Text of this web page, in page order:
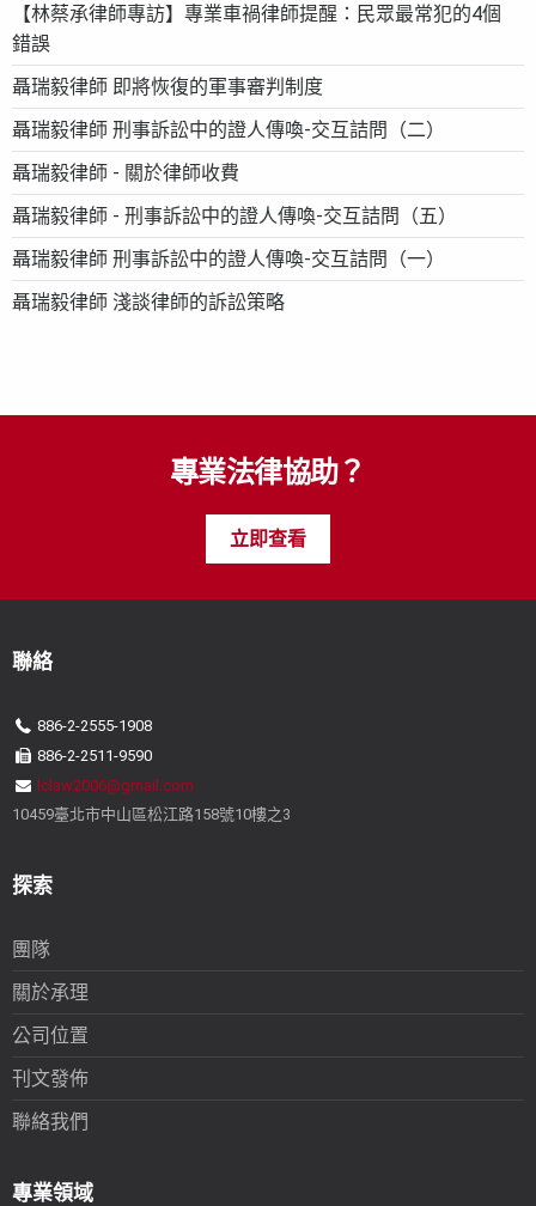
【林蔡承律師專訪】專業車禍律師提醒：民眾最常犯的4個
錯誤
聶瑞毅律師 即將恢復的軍事審判制度
聶瑞毅律師 刑事訴訟中的證人傳喚-交互詰問（二）
聶瑞毅律師 - 關於律師收費
聶瑞毅律師 - 刑事訴訟中的證人傳喚-交互詰問（五）
聶瑞毅律師 刑事訴訟中的證人傳喚-交互詰問（一）
聶瑞毅律師 淺談律師的訴訟策略
專業法律協助？
立即查看
聯絡
886-2-2555-1908
886-2-2511-9590
lclaw2006@gmail.com
10459臺北市中山區松江路158號10樓之3
探索
團隊
關於承理
公司位置
刊文發佈
聯絡我們
專業領域